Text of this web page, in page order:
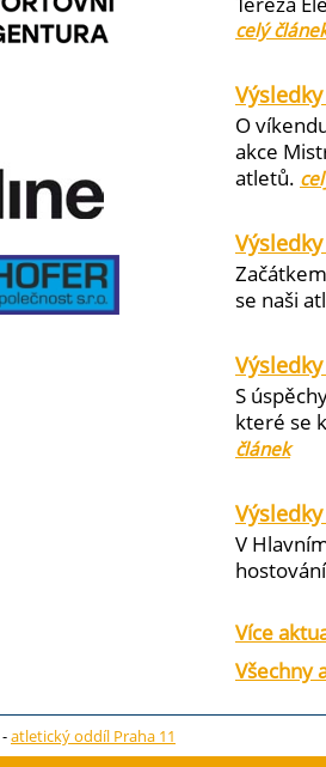
celý
O
akce
atletů.
se naši
S
které se
článek
V
Více
Všechny
-atletický oddíl Praha 11